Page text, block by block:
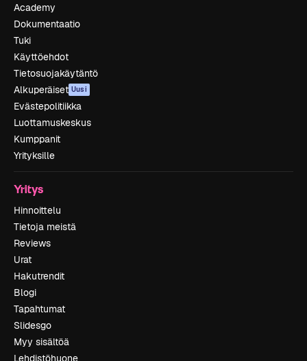
Academy
Dokumentaatio
Tuki
Käyttöehdot
Tietosuojakäytäntö
Alkuperäiset Uusi
Evästepolitiikka
Luottamuskeskus
Kumppanit
Yrityksille
Yritys
Hinnoittelu
Tietoja meistä
Reviews
Urat
Hakutrendit
Blogi
Tapahtumat
Slidesgo
Myy sisältöä
Lehdistöhuone